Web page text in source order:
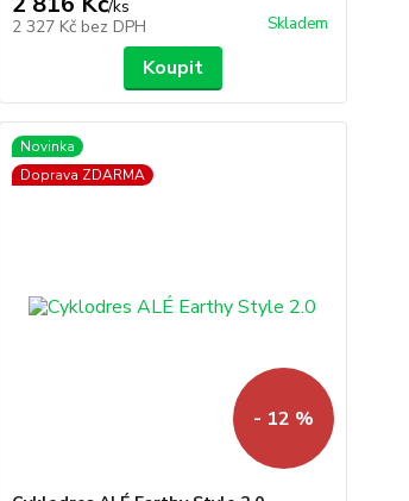
/ks
2 327 Kč bez DPH Skladem
Koupit
Novinka
Doprava ZDARMA
- 12 %